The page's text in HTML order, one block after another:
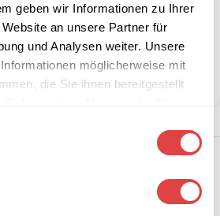
geben wir Informationen zu Ihrer
an unsere Partner für
und Analysen weiter. Unsere
möglicherweise mit
die Sie ihnen bereitgestellt
& Bartische